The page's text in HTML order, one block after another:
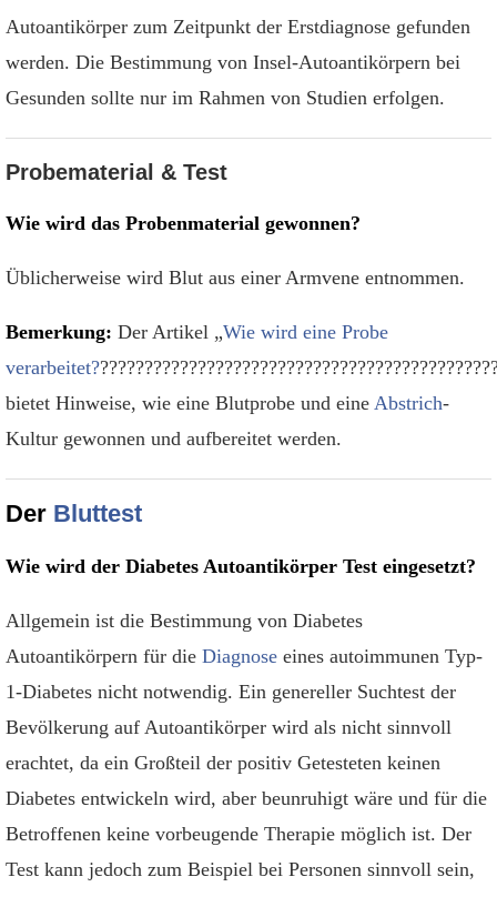
Autoantikörper zum Zeitpunkt der Erstdiagnose gefunden
werden. Die Bestimmung von Insel-Autoantikörpern bei
Gesunden sollte nur im Rahmen von Studien erfolgen.
Probematerial & Test
Wie wird das Probenmaterial gewonnen?
Üblicherweise wird Blut aus einer Armvene entnommen.
Bemerkung: Der Artikel „Wie wird eine Probe
verarbeitet?
bietet Hinweise, wie eine Blutprobe und eine Abstrich-
Kultur gewonnen und aufbereitet werden.
Der Bluttest
Wie wird der Diabetes Autoantikörper Test eingesetzt?
Allgemein ist die Bestimmung von Diabetes
Autoantikörpern für die Diagnose eines autoimmunen Typ-
1-Diabetes nicht notwendig. Ein genereller Suchtest der
Bevölkerung auf Autoantikörper wird als nicht sinnvoll
erachtet, da ein Großteil der positiv Getesteten keinen
Diabetes entwickeln wird, aber beunruhigt wäre und für die
Betroffenen keine vorbeugende Therapie möglich ist. Der
Test kann jedoch zum Beispiel bei Personen sinnvoll sein,